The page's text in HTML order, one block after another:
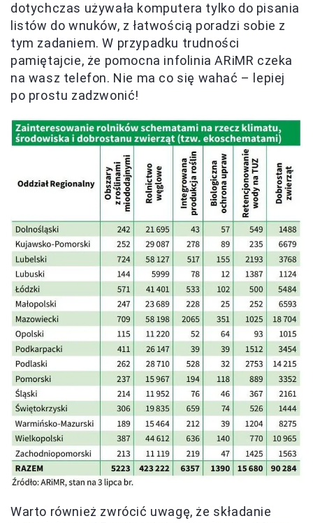
dotychczas używała komputera tylko do pisania
listów do wnuków, z łatwością poradzi sobie z
tym zadaniem. W przypadku trudności
pamiętajcie, że pomocna infolinia ARiMR czeka
na wasz telefon. Nie ma co się wahać – lepiej
po prostu zadzwonić!
Warto również zwrócić uwagę, że składanie